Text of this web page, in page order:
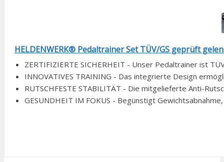
HELDENWERK® Pedaltrainer Set TÜV/GS geprüft
ZERTIFIZIERTE SICHERHEIT - Unser Pedaltrainer ist
INNOVATIVES TRAINING - Das integrierte Design
RUTSCHFESTE STABILITÄT - Die mitgelieferte Anti-
GESUNDHEIT IM FOKUS - Begünstigt